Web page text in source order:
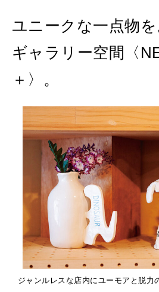
ユニークな一点物
ギャラリー空間〈
＋〉。
ジャンルレスな店内にユーモアと脱力